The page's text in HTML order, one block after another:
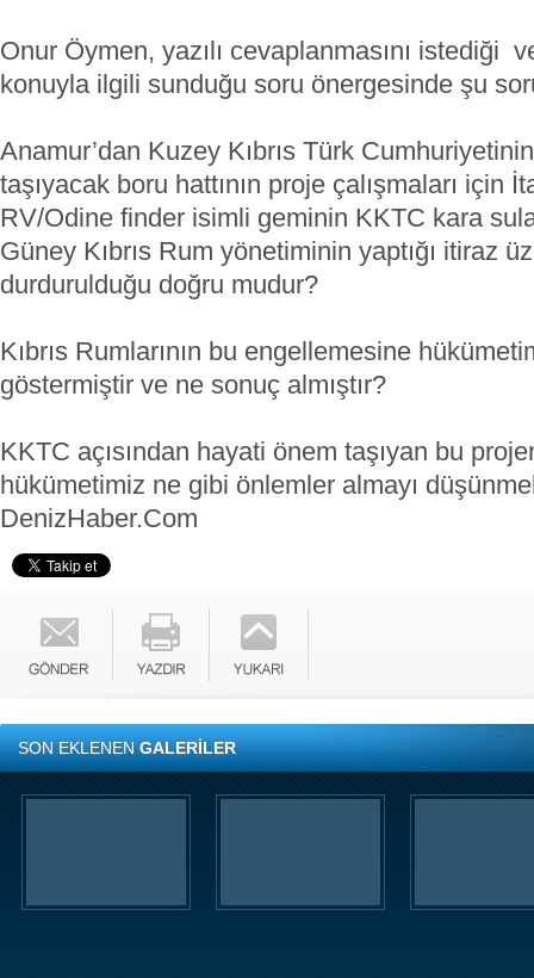
Onur Öymen, yazılı cevaplanmasını istediği
konuyla ilgili sunduğu soru önergesinde şu
Anamur’dan Kuzey Kıbrıs Türk
taşıyacak boru hattının proje çalışmaları için
RV/Odine finder isimli geminin KKTC kara
Güney Kıbrıs Rum yönetiminin yaptığı itiraz
durdurulduğu doğru mudur?
Kıbrıs Rumlarının bu engellemesine
göstermiştir ve ne sonuç almıştır?
KKTC açısından hayati önem taşıyan bu
hükümetimiz ne gibi önlemler almayı
DenizHaber.Com
SON EKLENENGALERİLER